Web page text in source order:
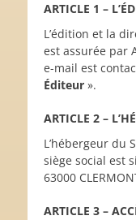
ARTICLE 1 –
L’édition et la
est assurée par
e-mail est
Éditeur ».
ARTICLE 2 –
L’hébergeur du
siège social est
63000
ARTICLE 3 –